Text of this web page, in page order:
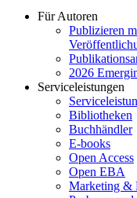
Für Autoren
Publizieren
2026
Serviceleistungen
Bibliotheken
Buchhändler
E-books
Open Access
Open EBA
Marketing &